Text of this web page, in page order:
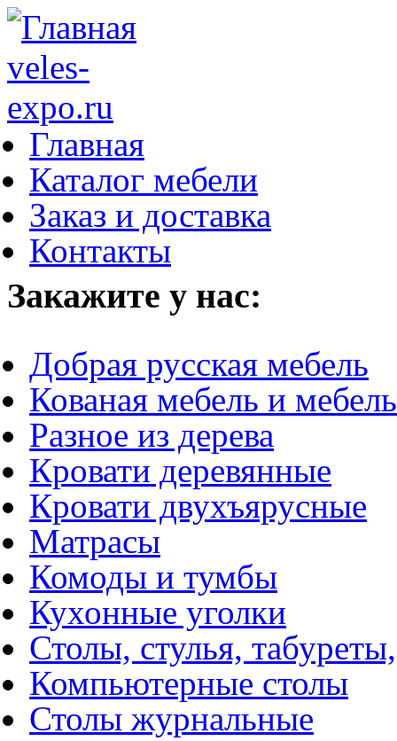
Главная
Каталог мебели
Заказ и доставка
Контакты
Закажите у нас:
Добрая русская мебель
Кованая мебель и
Разное из дерева
Кровати деревянные
Кровати двухъярусные
Матрасы
Комоды и тумбы
Кухонные уголки
Столы, стулья,
Компьютерные столы
Столы журнальные